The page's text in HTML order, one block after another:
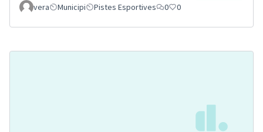
vera
Municipi Pistes Esportives 0 0